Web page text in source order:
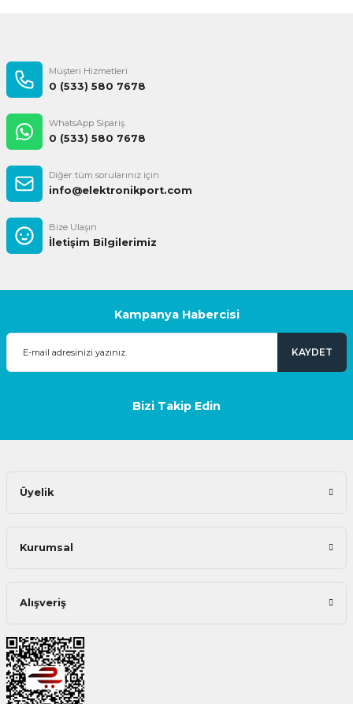
Müşteri Hizmetleri
0 (533) 580 7678
WhatsApp Sipariş
0 (533) 580 7678
Diğer tüm sorularınız için
info@elektronikport.com
Bize Ulaşın
İletişim Bilgilerimiz
Kampanya Habercisi
KAYDET
Bizi Takip Edin
Üyelik
Kurumsal
Alışveriş